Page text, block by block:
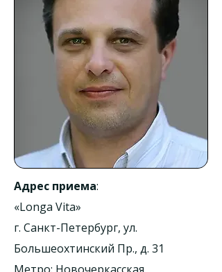
Адрес приема:
«Longa Vita»
г. Санкт-Петербург, ул.
Большеохтинский Пр., д. 31